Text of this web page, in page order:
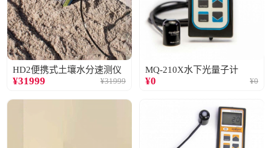
HD2便携式土壤水分速测仪
¥31999 ¥31999
MQ-210X水下光量子计
¥0 ¥0